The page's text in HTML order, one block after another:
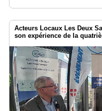
Acteurs Locaux Les Deux
son expérience de la